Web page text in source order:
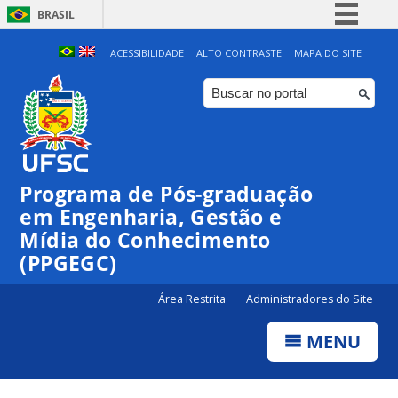
BRASIL
Simplifique!
Comunica BR
Participe
Canais
ACESSIBILIDADE ALTO CONTRASTE MAPA DO SITE
Programa de Pós-graduação
em Engenharia, Gestão e
Mídia do Conhecimento
(PPGEGC)
Área Restrita Administradores do Site
MENU